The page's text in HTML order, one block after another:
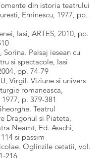
din istoria teatrului
Eminescu, 1977, pp.
Iasi, ARTES, 2010, pp.
Sorina. Peisaj iesean cu
si spectacole, Iasi
pp. 74-79
Virgil. Viziune si univers
romaneasca,
p. 379-381
Teatrul
Dragonul si Piateta,
Neamt, Ed. Asachi,
si passim
Oglinzile cetatii, vol.
216